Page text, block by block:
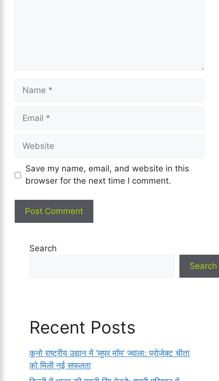
Name
Email
Website
Save my name, email, and website in this
browser for the next time I comment.
Search
Search
Recent Posts
कूनो राष्ट्रीय उद्यान में ‘सुपर मॉम’ ज्वाला: प्रोजेक्ट चीता
को मिली नई सफलता